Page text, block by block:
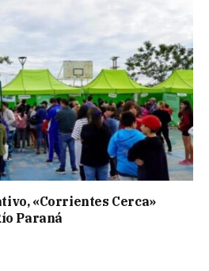
«Corrientes Cerca»
Paraná